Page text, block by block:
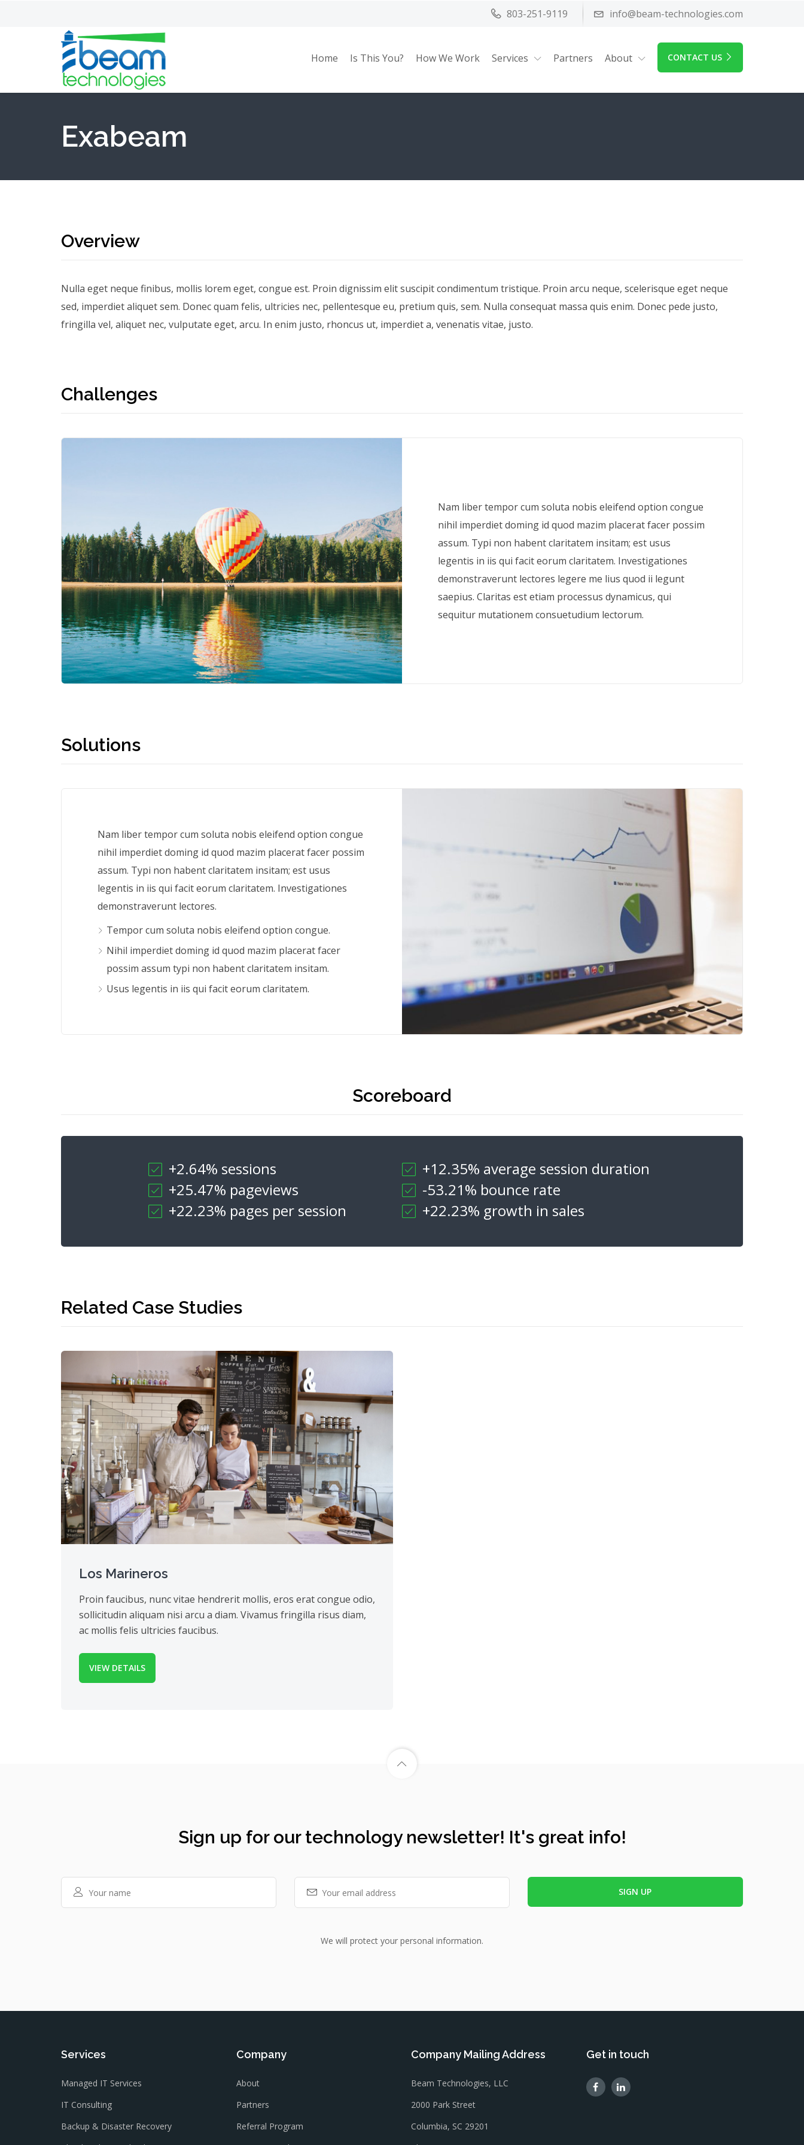
803-251-9119 info@beam-technologies.com
Home Is This You? How We Work Services Partners About CONTACT US
Exabeam
Overview
Nulla eget neque finibus, mollis lorem eget, congue est. Proin dignissim elit suscipit condimentum tristique. Proin arcu neque, scelerisque eget neque
sed, imperdiet aliquet sem. Donec quam felis, ultricies nec, pellentesque eu, pretium quis, sem. Nulla consequat massa quis enim. Donec pede justo,
fringilla vel, aliquet nec, vulputate eget, arcu. In enim justo, rhoncus ut, imperdiet a, venenatis vitae, justo.
Challenges
Nam liber tempor cum soluta nobis eleifend option congue
nihil imperdiet doming id quod mazim placerat facer possim
assum. Typi non habent claritatem insitam; est usus
legentis in iis qui facit eorum claritatem. Investigationes
demonstraverunt lectores legere me lius quod ii legunt
saepius. Claritas est etiam processus dynamicus, qui
sequitur mutationem consuetudium lectorum.
Solutions
Nam liber tempor cum soluta nobis eleifend option congue
nihil imperdiet doming id quod mazim placerat facer possim
assum. Typi non habent claritatem insitam; est usus
legentis in iis qui facit eorum claritatem. Investigationes
demonstraverunt lectores.
Tempor cum soluta nobis eleifend option congue.
Nihil imperdiet doming id quod mazim placerat facer
possim assum typi non habent claritatem insitam.
Usus legentis in iis qui facit eorum claritatem.
Scoreboard
+2.64% sessions
+12.35% average session duration
+25.47% pageviews
-53.21% bounce rate
+22.23% pages per session
+22.23% growth in sales
Related Case Studies
Los Marineros
Proin faucibus, nunc vitae hendrerit mollis, eros erat congue odio,
sollicitudin aliquam nisi arcu a diam. Vivamus fringilla risus diam,
ac mollis felis ultricies faucibus.
VIEW DETAILS
Sign up for our technology newsletter! It's great info!
We will protect your personal information.
Services
Managed IT Services
IT Consulting
Backup & Disaster Recovery
Company
About
Partners
Referral Program
Company Mailing Address
Beam Technologies, LLC
2000 Park Street
Columbia, SC 29201
Get in touch